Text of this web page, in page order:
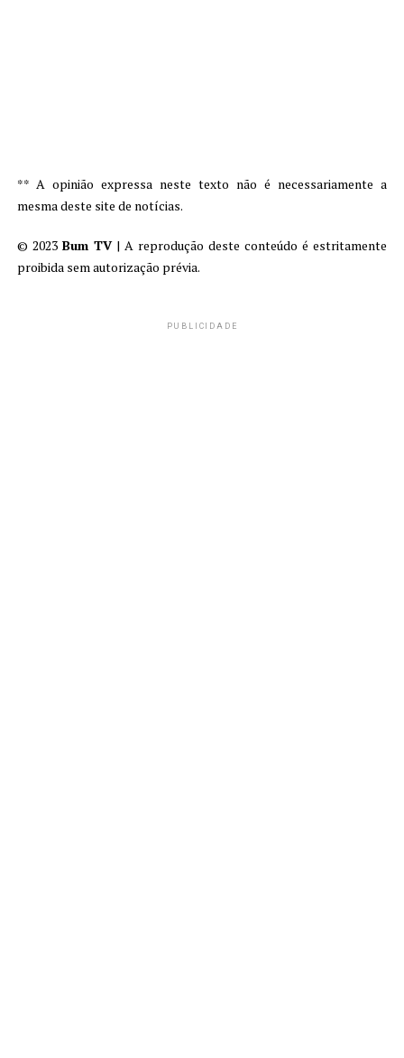
** A opinião expressa neste texto não é necessariamente a
mesma deste site de notícias.
© 2023 Bum TV| A reprodução deste conteúdo é estritamente
proibida sem autorização prévia.
PUBLICIDADE